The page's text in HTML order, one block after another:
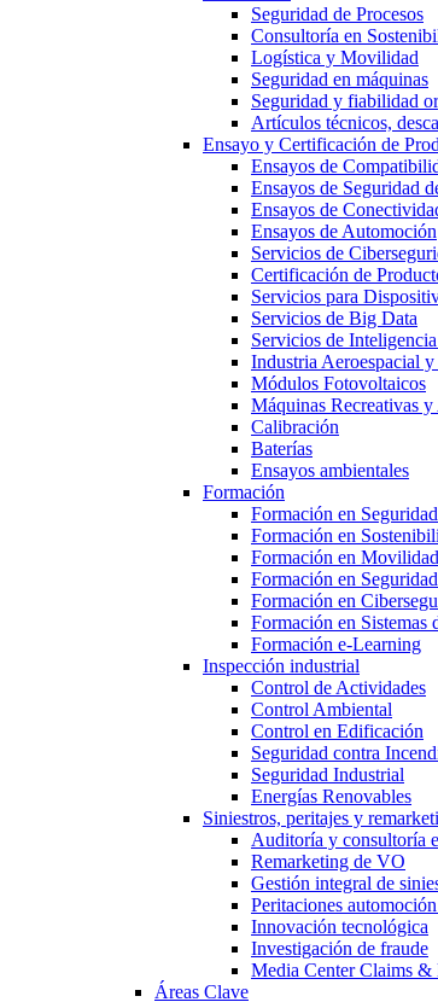
Seguridad de Procesos
Consultoría en
Logística y Movilidad
Seguridad en máquinas
Seguridad y fiabilidad
Artículos técnicos,
Ensayo y Certificación de
Ensayos de
Ensayos de Seguridad
Ensayos de
Ensayos de Automoción
Servicios de
Certificación de
Servicios para
Servicios de Big Data
Servicios de
Industria Aeroespacial y
Módulos Fotovoltaicos
Máquinas Recreativas
Calibración
Baterías
Ensayos ambientales
Formación
Formación en
Formación en
Formación en
Formación en
Formación en
Formación en Sistemas
Formación e-Learning
Inspección industrial
Control de Actividades
Control Ambiental
Control en Edificación
Seguridad contra
Seguridad Industrial
Energías Renovables
Siniestros, peritajes y
Auditoría y consultoría
Remarketing de VO
Gestión integral de
Peritaciones
Innovación tecnológica
Investigación de fraude
Media Center Claims &
Áreas Clave